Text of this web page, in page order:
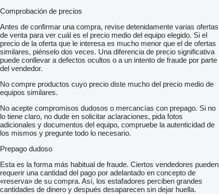
Comprobación de precios
Antes de confirmar una compra, revise detenidamente varias ofertas
de venta para ver cuál es el precio medio del equipo elegido. Si el
precio de la oferta que le interesa es mucho menor que el de ofertas
similares, piénselo dos veces. Una diferencia de precio significativa
puede conllevar a defectos ocultos o a un intento de fraude por parte
del vendedor.
No compre productos cuyo precio diste mucho del precio medio de
equipos similares.
No acepte compromisos dudosos o mercancías con prepago. Si no
lo tiene claro, no dude en solicitar aclaraciones, pida fotos
adicionales y documentos del equipo, compruebe la autenticidad de
los mismos y pregunte todo lo necesario.
Prepago dudoso
Esta es la forma más habitual de fraude. Ciertos vendedores pueden
requerir una cantidad del pago por adelantado en concepto de
«reserva» de su compra. Así, los estafadores perciben grandes
cantidades de dinero y después desaparecen sin dejar huella.